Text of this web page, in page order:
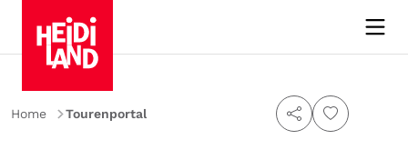
Home Tourenportal